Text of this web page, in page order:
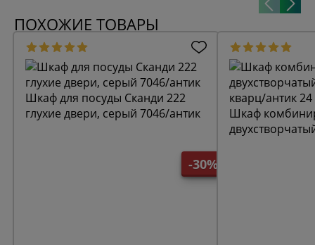
ПОХОЖИЕ ТОВАРЫ
-30%
Шкаф для посуды Сканди 222
глухие двери, серый 7046/антик
Шкаф